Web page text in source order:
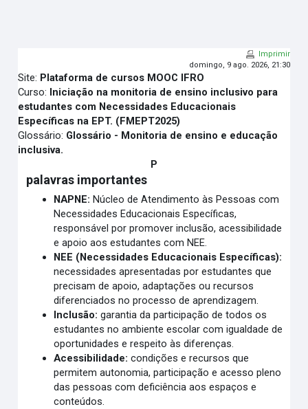
Imprimir
domingo, 9 ago. 2026, 21:30
Site: Plataforma de cursos MOOC IFRO
Curso: Iniciação na monitoria de ensino inclusivo para
estudantes com Necessidades Educacionais
Específicas na EPT. (FMEPT2025)
Glossário: Glossário - Monitoria de ensino e educação
inclusiva.
P
palavras importantes
NAPNE: Núcleo de Atendimento às Pessoas com
Necessidades Educacionais Específicas,
responsável por promover inclusão, acessibilidade
e apoio aos estudantes com NEE.
NEE (Necessidades Educacionais Específicas):
necessidades apresentadas por estudantes que
precisam de apoio, adaptações ou recursos
diferenciados no processo de aprendizagem.
Inclusão: garantia da participação de todos os
estudantes no ambiente escolar com igualdade de
oportunidades e respeito às diferenças.
Acessibilidade: condições e recursos que
permitem autonomia, participação e acesso pleno
das pessoas com deficiência aos espaços e
conteúdos.